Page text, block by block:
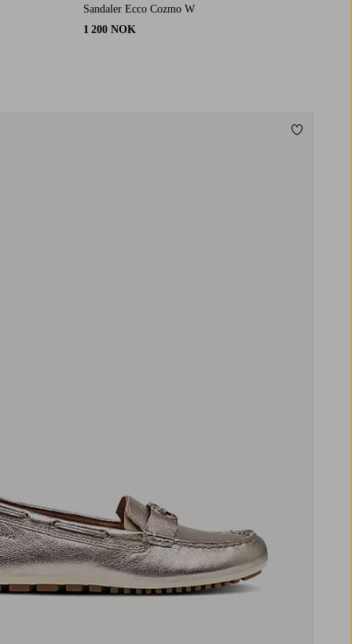
Legg til
Sandaler Ecco Cozmo W
1 200 NOK